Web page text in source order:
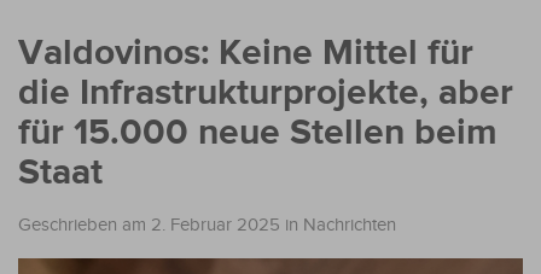
Valdovinos: Keine Mittel für
die Infrastrukturprojekte, aber
für 15.000 neue Stellen beim
Staat
Geschrieben am 2. Februar 2025 in Nachrichten